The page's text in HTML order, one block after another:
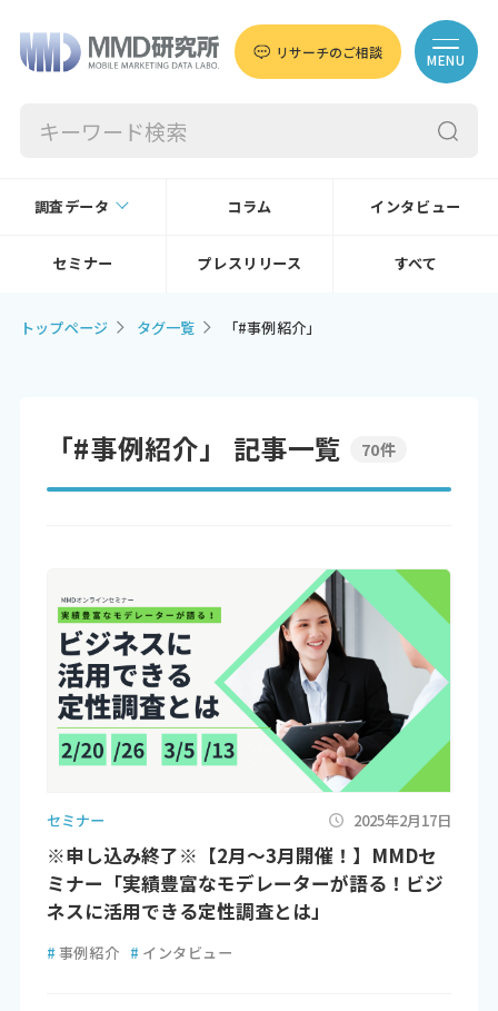
リサーチのご相談 MENU
調査データ コラム インタビュー
セミナー プレスリリース すべて
トップページ タグ一覧 「#事例紹介」
「#事例紹介」 記事一覧 70件
セミナー 2025年2月17日
※申し込み終了※【2月～3月開催！】MMDセ
ミナー「実績豊富なモデレーターが語る！ビジ
ネスに活用できる定性調査とは」
# 事例紹介 # インタビュー